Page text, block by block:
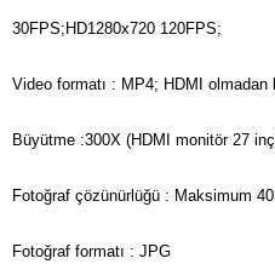
30FPS;HD1280x720 120FPS;
Video formatı : MP4; HDMI olmadan
Büyütme :300X (HDMI monitör 27
Fotoğraf çözünürlüğü : Maksimum
Fotoğraf formatı : JPG